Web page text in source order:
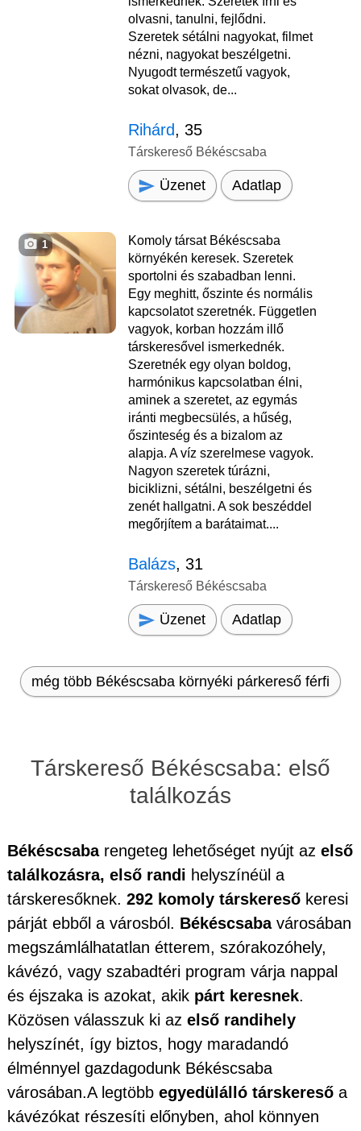
olvasni, tanulni, fejlődni.
Szeretek sétálni nagyokat, filmet
nézni, nagyokat beszélgetni.
Nyugodt természetű vagyok,
sokat olvasok, de...
Rihárd, 35
Társkereső Békéscsaba
Üzenet Adatlap
1
Komoly társat Békéscsaba
környékén keresek. Szeretek
sportolni és szabadban lenni.
Egy meghitt, őszinte és normális
kapcsolatot szeretnék. Független
vagyok, korban hozzám illő
társkeresővel ismerkednék.
Szeretnék egy olyan boldog,
harmónikus kapcsolatban élni,
aminek a szeretet, az egymás
iránti megbecsülés, a hűség,
őszinteség és a bizalom az
alapja. A víz szerelmese vagyok.
Nagyon szeretek túrázni,
biciklizni, sétálni, beszélgetni és
zenét hallgatni. A sok beszéddel
megőrjítem a barátaimat....
Balázs, 31
Társkereső Békéscsaba
Üzenet Adatlap
még több Békéscsaba környéki párkereső férfi
Társkereső Békéscsaba: első
találkozás
Békéscsabarengeteg lehetőséget nyújt az első
találkozásra, első randi helyszínéül a
társkeresőknek. 292 komoly társkereső keresi
párját ebből a városból. Békéscsabavárosában
megszámlálhatatlan étterem, szórakozóhely,
kávézó, vagy szabadtéri program várja nappal
és éjszaka is azokat, akik párt keresnek.
Közösen válasszuk ki az első randihely
helyszínét, így biztos, hogy maradandó
élménnyel gazdagodunk Békéscsaba
városában.A legtöbb egyedülálló társkereső a
kávézókat részesíti előnyben, ahol könnyen